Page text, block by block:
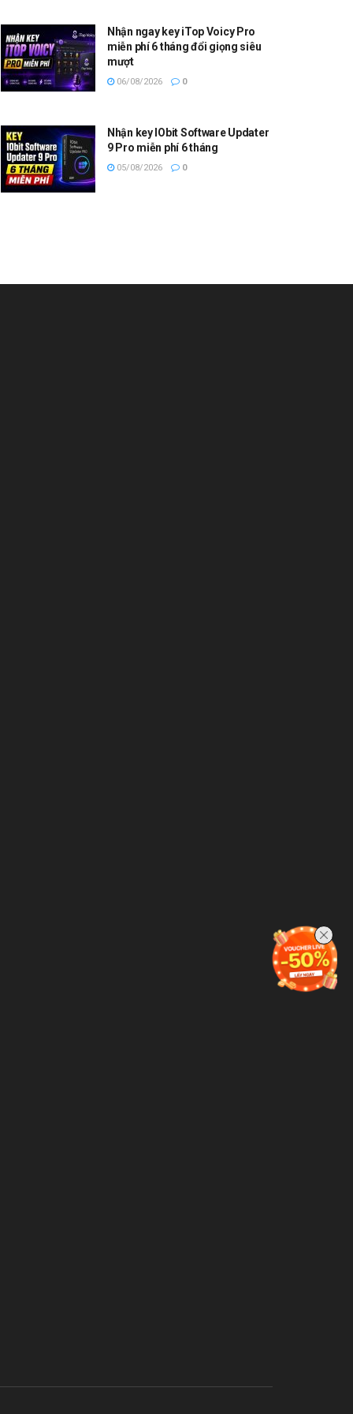
Nhận ngay key iTop Voicy Pro
miễn phí 6 tháng đổi giọng siêu
mượt
06/08/2026 0
Nhận key IObit Software Updater
9 Pro miễn phí 6 tháng
05/08/2026 0